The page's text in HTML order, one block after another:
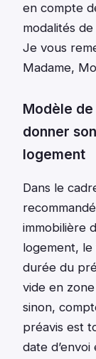
en compte
modalités
Je vous
Madame,
Modèle
donner
logement
Dans le
immobilière
logement,
durée du
vide en
sinon,
préavis est
date